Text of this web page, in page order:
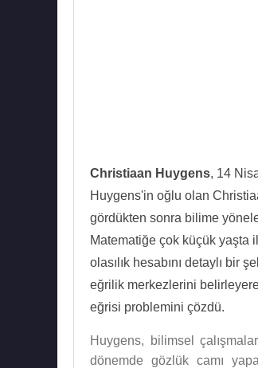
Christiaan Huygens, 14
Huygens'in oğlu olan
gördükten sonra bilime
Matematiğe çok küçük yaşta
olasılık hesabını detaylı bir
eğrilik merkezlerini
eğrisi problemini çözdü.
Huygens, bilimsel
dönemde gözlük camı